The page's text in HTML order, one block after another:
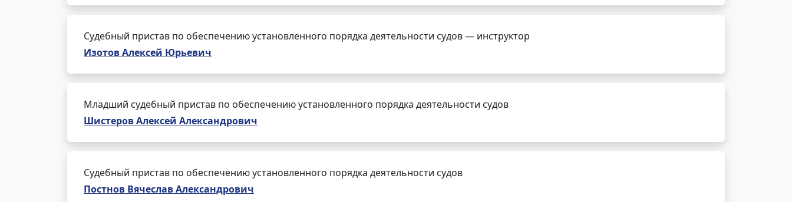
Судебный пристав по обеспечению установленного порядка деятельности судов — инструктор
Изотов Алексей Юрьевич
Младший судебный пристав по обеспечению установленного порядка деятельности судов
Шистеров Алексей Александрович
Судебный пристав по обеспечению установленного порядка деятельности судов
Постнов Вячеслав Александрович